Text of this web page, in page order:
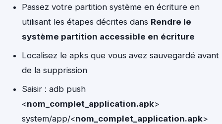
Passez votre partition système en écriture en
utilisant les étapes décrites dans Rendre le
système partition accessible en écriture
Localisez le apks que vous avez sauvegardé avant
de la supprission
Saisir : adb push
<nom_complet_application.apk>
system/app/<nom_complet_application.apk>